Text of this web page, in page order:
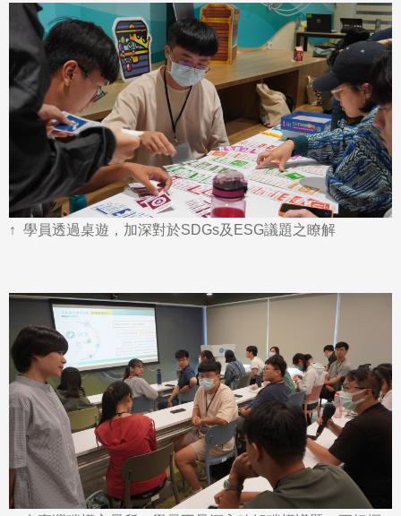
↑ 學員透過桌遊，加深對於SDGs及ESG議題之瞭解